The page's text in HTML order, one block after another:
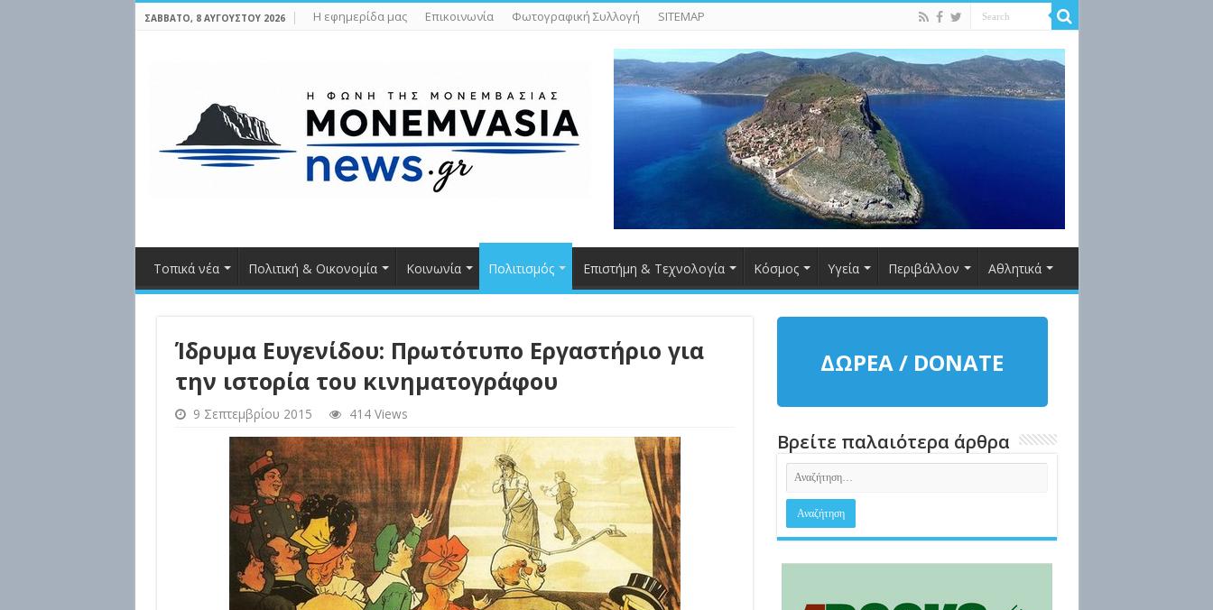
ΣΆΒΒΑΤΟ, 8 ΑΥΓΟΎΣΤΟΥ 2026 Η εφημερίδα μας Επικοινωνία Φωτογραφική Συλλογή SITEMAP
Τοπικά νέα Πολιτική & Οικονομία Κοινωνία Πολιτισμός Επιστήμη & Τεχνολογία Κόσμος Υγεία Περιβάλλον Αθλητικά
Ίδρυμα Ευγενίδου: Πρωτότυπο Εργαστήριο για
την ιστορία του κινηματογράφου
9 Σεπτεμβρίου 2015 414 Views
ΔΩΡΕΑ / DONATE
Βρείτε παλαιότερα άρθρα